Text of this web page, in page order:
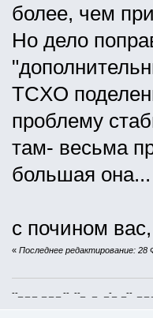
более, чем
Но дело
TCXO
проблему
там- весьма
большая она...
с почином
« Последнее редактирование: 28
--_ _ _ _ _ _ -- --_ _ _-_ _-- _ _